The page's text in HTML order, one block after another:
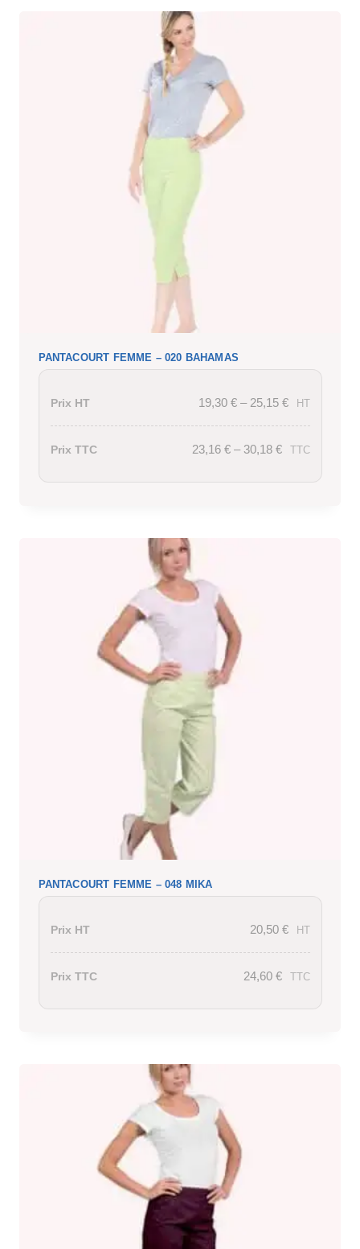
PANTACOURT FEMME – 020 BAHAMAS
Prix HT 19,30 €– 25,15 € HT
Prix TTC 23,16 €– 30,18 € TTC
PANTACOURT FEMME – 048 MIKA
Prix HT 20,50 € HT
Prix TTC 24,60 € TTC